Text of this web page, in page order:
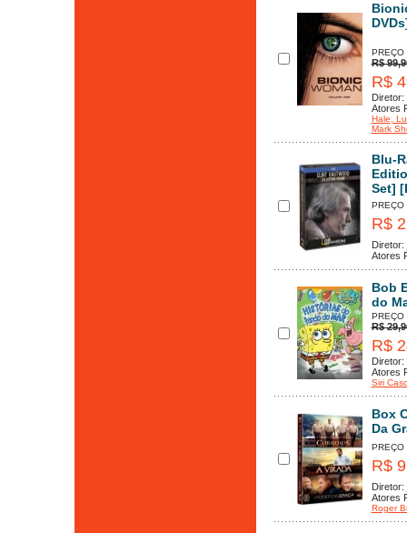
PREÇO
R$
R$
Diretor:
Atores
Hale ,
Mark
Blu-
Set]
PREÇO
R$
Diretor:
Atores
Bob
do
PREÇO
R$
R$
Diretor:
Atores
Siri
Box
Da
PREÇO
R$
Diretor:
Atores
Roger